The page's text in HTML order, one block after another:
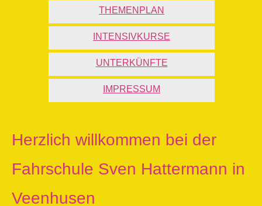
THEMENPLAN
INTENSIVKURSE
UNTERKÜNFTE
IMPRESSUM
Herzlich willkommen bei der
Fahrschule Sven Hattermann in
Veenhusen